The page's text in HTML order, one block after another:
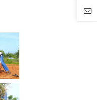
DE LA CHAMBRE DE
: L’ENTRÉE EN SCÈNE DU
LOMÉ A TENU SA 2ÈME
: VERS UNE SYNERGIE
CAMPAGNE DE VACCINATION
SAUVAGE DANS LA